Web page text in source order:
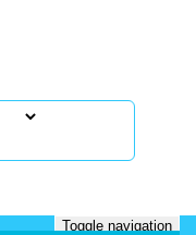
Toggle navigation